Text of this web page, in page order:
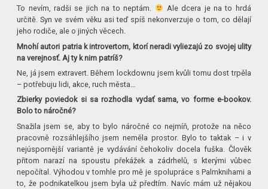
To nevím, radši se jich na to neptám.
Ale dcera je na to hrdá
určitě. Syn ve svém věku asi teď spíš nekonverzuje o tom, co dělají
jeho rodiče, ale o jiných věcech.
Mnohí autori patria k introvertom, ktorí neradi vyliezajú zo svojej ulity
na verejnosť. Aj ty k nim patríš?
Ne, já jsem extravert. Během lockdownu jsem kvůli tomu dost trpěla
– potřebuju lidi, akce, ruch města…
Zbierky poviedok si sa rozhodla vydať sama, vo forme e-bookov.
Bolo to náročné?
Snažila jsem se, aby to bylo náročné co nejmíň, protože na něco
pracovně rozsáhlejšího jsem neměla prostor. Bylo to taktak – i v
nejúspornější variantě je vydávání čehokoliv docela fuška. Člověk
přitom narazí na spoustu překážek a zádrhelů, s kterými vůbec
nepočítal. Výhodou v tomhle pro mě je spolupráce s Palmknihami a
to, že podnikatelkou jsem byla už předtím. Navíc mám už nějakou